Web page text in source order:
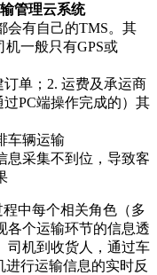
管理云系统
会有自己的TMS。其
一般只有GPS或
单；2. 运费及承运商
PC端操作完成的）其
车辆运输
息采集不到位，导致客
中每个相关角色（多
各个运输环节的信息透
司机到收货人，通过车
进行运输信息的实时反